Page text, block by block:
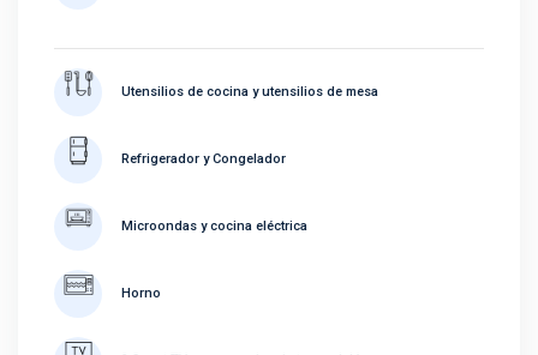
Utensilios de cocina y utensilios de mesa
Refrigerador y Congelador
Microondas y cocina eléctrica
Horno